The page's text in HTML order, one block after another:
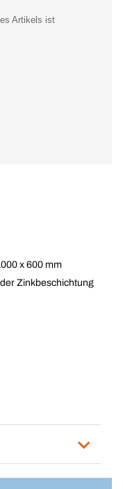
Artikels ist
x 600 mm
Zinkbeschichtung